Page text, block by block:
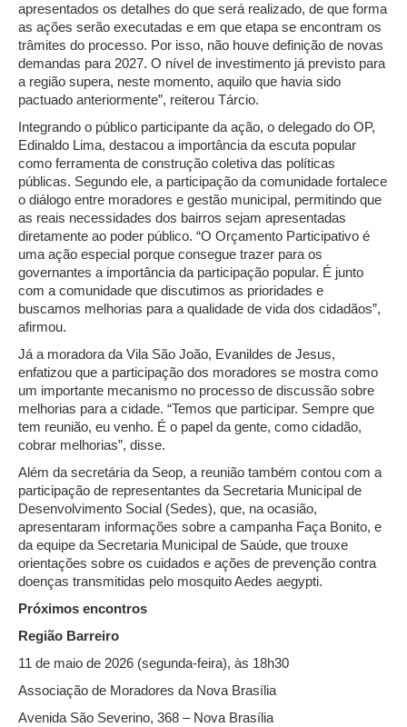
apresentados os detalhes do que será realizado, de que forma
as ações serão executadas e em que etapa se encontram os
trâmites do processo. Por isso, não houve definição de novas
demandas para 2027. O nível de investimento já previsto para
a região supera, neste momento, aquilo que havia sido
pactuado anteriormente”, reiterou Tárcio.
Integrando o público participante da ação, o delegado do OP,
Edinaldo Lima, destacou a importância da escuta popular
como ferramenta de construção coletiva das políticas
públicas. Segundo ele, a participação da comunidade fortalece
o diálogo entre moradores e gestão municipal, permitindo que
as reais necessidades dos bairros sejam apresentadas
diretamente ao poder público. “O Orçamento Participativo é
uma ação especial porque consegue trazer para os
governantes a importância da participação popular. É junto
com a comunidade que discutimos as prioridades e
buscamos melhorias para a qualidade de vida dos cidadãos”,
afirmou.
Já a moradora da Vila São João, Evanildes de Jesus,
enfatizou que a participação dos moradores se mostra como
um importante mecanismo no processo de discussão sobre
melhorias para a cidade. “Temos que participar. Sempre que
tem reunião, eu venho. É o papel da gente, como cidadão,
cobrar melhorias”, disse.
Além da secretária da Seop, a reunião também contou com a
participação de representantes da Secretaria Municipal de
Desenvolvimento Social (Sedes), que, na ocasião,
apresentaram informações sobre a campanha Faça Bonito, e
da equipe da Secretaria Municipal de Saúde, que trouxe
orientações sobre os cuidados e ações de prevenção contra
doenças transmitidas pelo mosquito Aedes aegypti.
Próximos encontros
Região Barreiro
11 de maio de 2026 (segunda-feira), às 18h30
Associação de Moradores da Nova Brasília
Avenida São Severino, 368 – Nova Brasília